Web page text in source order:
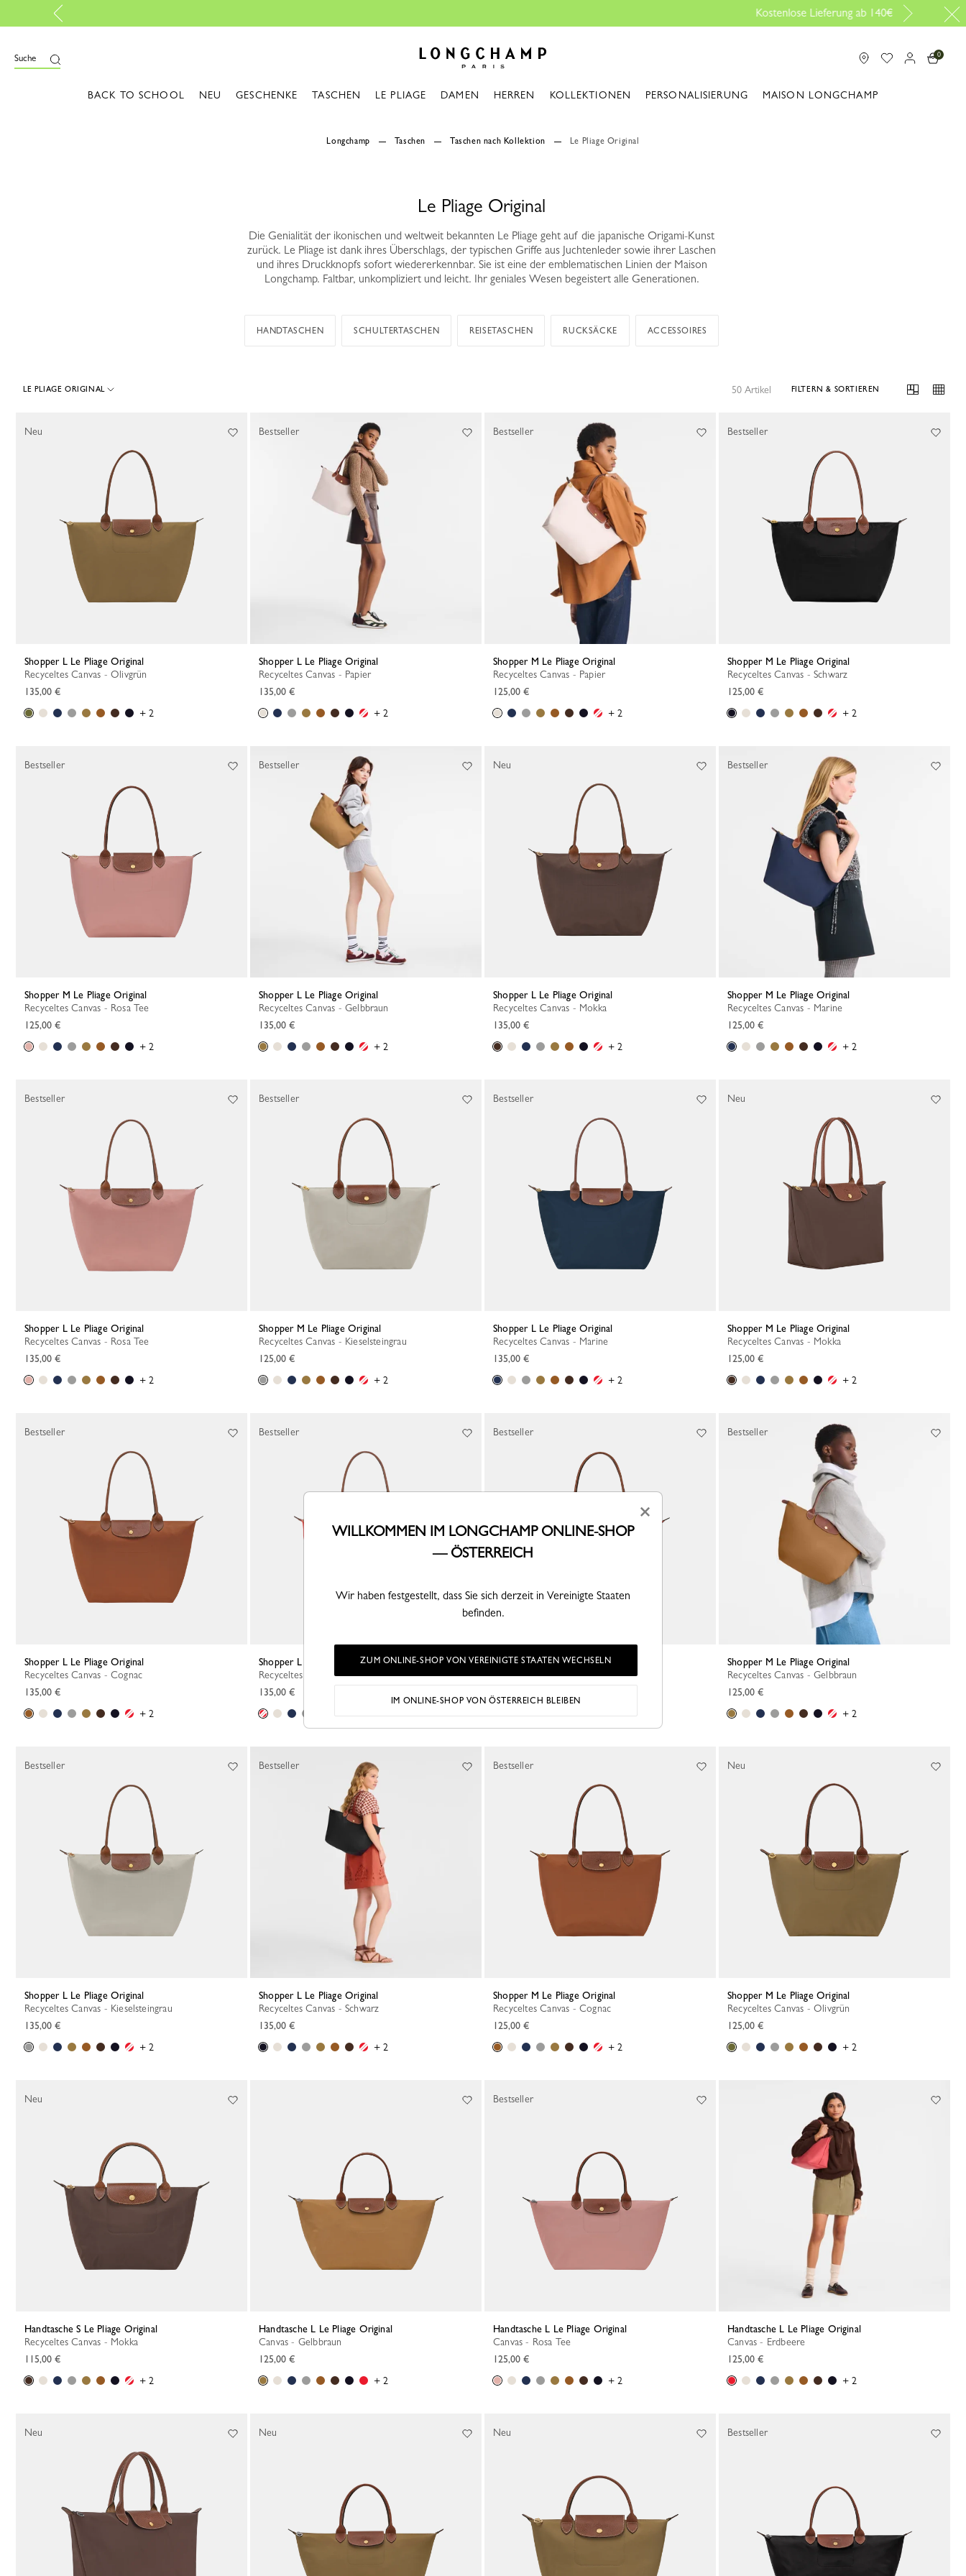
Suche 0
BACK TO SCHOOL NEU GESCHENKE TASCHEN LE PLIAGE DAMEN HERREN KOLLEKTIONEN PERSONALISIERUNG MAISON LONGCHAMP
Longchamp Taschen Taschen nach Kollektion Le Pliage Original
Le Pliage Original
Die Genialität der ikonischen und weltweit bekannten Le Pliage geht auf die japanische Origami-Kunst
zurück. Le Pliage ist dank ihres Überschlags, der typischen Griffe aus Juchtenleder sowie ihrer Laschen
und ihres Druckknopfs sofort wiedererkennbar. Sie ist eine der emblematischen Linien der Maison
Longchamp. Faltbar, unkompliziert und leicht. Ihr geniales Wesen begeistert alle Generationen.
HANDTASCHEN SCHULTERTASCHEN REISETASCHEN RUCKSÄCKE ACCESSOIRES
LE PLIAGE ORIGINAL 50 Artikel FILTERN & SORTIEREN
Shopper L Le Pliage Original
Recyceltes Canvas - Olivgrün
135,00 €
+ 2
Neu
Shopper L Le Pliage Original
Recyceltes Canvas - Papier
135,00 €
+ 2
Bestseller
Shopper M Le Pliage Original
Recyceltes Canvas - Papier
125,00 €
+ 2
Bestseller
Shopper M Le Pliage Original
Recyceltes Canvas - Schwarz
125,00 €
+ 2
Bestseller
Shopper M Le Pliage Original
Recyceltes Canvas - Rosa Tee
125,00 €
+ 2
Bestseller
Shopper L Le Pliage Original
Recyceltes Canvas - Gelbbraun
135,00 €
+ 2
Bestseller
Shopper L Le Pliage Original
Recyceltes Canvas - Mokka
135,00 €
+ 2
Neu
Shopper M Le Pliage Original
Recyceltes Canvas - Marine
125,00 €
+ 2
Bestseller
Shopper L Le Pliage Original
Recyceltes Canvas - Rosa Tee
135,00 €
+ 2
Bestseller
Shopper M Le Pliage Original
Recyceltes Canvas - Kieselsteingrau
125,00 €
+ 2
Bestseller
Shopper L Le Pliage Original
Recyceltes Canvas - Marine
135,00 €
+ 2
Bestseller
Shopper M Le Pliage Original
Recyceltes Canvas - Mokka
125,00 €
+ 2
Neu
Shopper L Le Pliage Original
Recyceltes Canvas - Cognac
135,00 €
+ 2
Bestseller
Shopper L Le Pliage Original
Recyceltes Canvas - Erdbeere
135,00 €
Bestseller
Shopper M Le Pliage Original
Recyceltes Canvas - Erdbeere
Bestseller
Shopper M Le Pliage Original
Recyceltes Canvas - Gelbbraun
125,00 €
+ 2
Bestseller
Shopper L Le Pliage Original
Recyceltes Canvas - Kieselsteingrau
135,00 €
+ 2
Bestseller
Shopper L Le Pliage Original
Recyceltes Canvas - Schwarz
135,00 €
+ 2
Bestseller
Shopper M Le Pliage Original
Recyceltes Canvas - Cognac
125,00 €
+ 2
Bestseller
Shopper M Le Pliage Original
Recyceltes Canvas - Olivgrün
125,00 €
+ 2
Neu
Handtasche S Le Pliage Original
Recyceltes Canvas - Mokka
115,00 €
+ 2
Neu
Handtasche L Le Pliage Original
Canvas - Gelbbraun
125,00 €
+ 2
Handtasche L Le Pliage Original
Canvas - Rosa Tee
125,00 €
+ 2
Bestseller
Handtasche L Le Pliage Original
Canvas - Erdbeere
125,00 €
+ 2
Neu Neu Neu Bestseller
×
WILLKOMMEN IM LONGCHAMP ONLINE-SHOP
— ÖSTERREICH
Wir haben festgestellt, dass Sie sich derzeit in Vereinigte Staaten
befinden.
ZUM ONLINE-SHOP VON VEREINIGTE STAATEN WECHSELN
IM ONLINE-SHOP VON ÖSTERREICH BLEIBEN